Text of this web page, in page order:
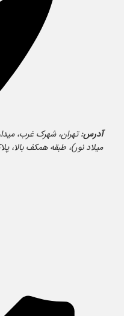
آدرس:تهران، شهرک غرب،
میلاد نور)، طبقه همکف بالا، پلاک ۴۷